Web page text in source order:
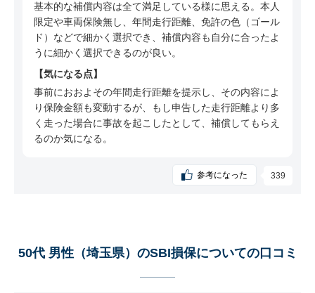
60代 男性（愛知県）のSBI損保についての口コ
ミ
50代 男性（兵庫県）のSBI損保についての口コ
50代 男性（埼玉県）のSBI損保についての口コ
ミ
60代 男性（群馬県）のSBI損保についての口コ
ミ
50代 男性（鹿児島県）のSBI損保についての口
50代 男性（埼玉県）のSBI損保についての口コ
基本的な補償内容は全て満足している様に思える。本人
限定や車両保険無し、年間走行距離、免許の色（ゴール
ド）などで細かく選択でき、補償内容も自分に合ったよ
うに細かく選択できるのが良い。
気になる点
事前におおよその年間走行距離を提示し、その内容によ
り保険金額も変動するが、もし申告した走行距離より多
く走った場合に事故を起こしたとして、補償してもらえ
るのか気になる。
参考になった 339
50代 男性（埼玉県）のSBI損保についての口コミ